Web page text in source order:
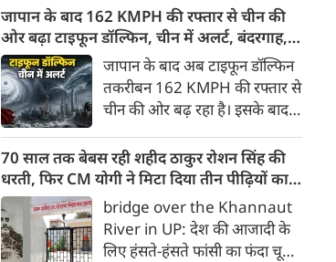
कांग्रेस नेता राहुल गांधी ने केंद्र की
मोदी सरकार पर तीखा प्रहार किया है।
'छात्रों की गूंज' कार्यक्रम के दौरान
भारी बारिश और जलभराव के बीच
उमड़े युवाओं के हुजूम को संबोधित
करते हुए राहुल गांधी ने कहा कि देश
में युवाओं के रोजगार के सभी 5
प्रमुख रास्ते बंद कर दिए गए हैं।
जापान के बाद 162 KMPH की रफ्तार से चीन की
ओर बढ़ा टाइफून डॉल्फिन, चीन में अलर्ट, बंदरगाह,
स्कूल बंद, उड़ानें रद्दजापान के बाद अब टाइफून डॉल्फिन
तकरीबन 162 KMPH की रफ्तार से
चीन की ओर बढ़ रहा है। इसके बाद
चीन में अलर्ट जारी किया गया है। वहां
के बंदरगाह बंद कर दिए गए हैं। स्‍कूल
की छुट्टियां घोषित की गई हैं, जबकि
उड़ानें रद्द कर दी गई हैं। बता दें कि
कई लोग इस तूफान से हताहत हुए हैं।
70 साल तक बेबस रही शहीद ठाकुर रोशन सिंह की
धरती, फिर CM योगी ने मिटा दिया तीन पीढ़ियों का
दर्द
bridge over the Khannaut
River in UP: देश की आजादी के
लिए हंसते-हंसते फांसी का फंदा चूमने